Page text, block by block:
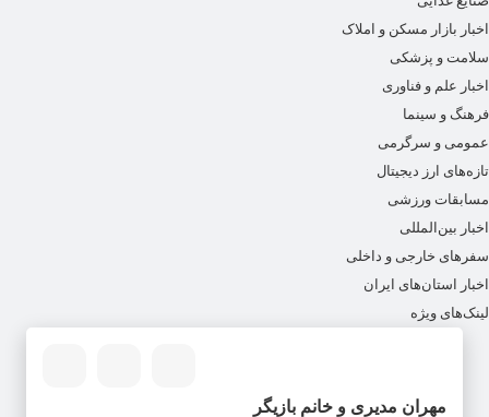
اخبار بازار مسکن و املاک
سلامت و پزشکی
اخبار علم و فناوری
فرهنگ و سینما
عمومی و سرگرمی
تازه‌های ارز دیجیتال
مسابقات ورزشی
اخبار بین‌المللی
سفرهای خارجی و داخلی
اخبار استان‌های ایران
لینک‌های ویژه
مهران مدیری و خانم بازیگر